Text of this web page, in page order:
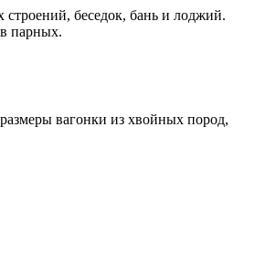
беседок, бань и лоджий.
парных.
вагонки из хвойных пород,